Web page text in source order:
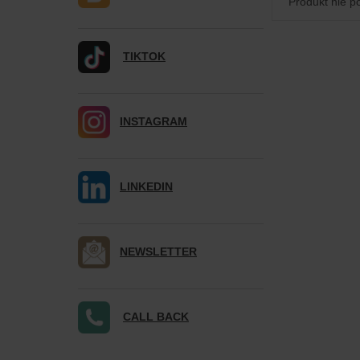
TIKTOK
INSTAGRAM
LINKEDIN
NEWSLETTER
CALL BACK